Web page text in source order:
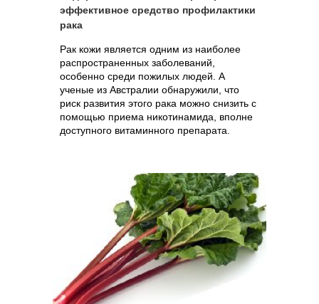
эффективное средство профилактики
рака
Рак кожи является одним из наиболее
распространенных заболеваний,
особенно среди пожилых людей. А
ученые из Австралии обнаружили, что
риск развития этого рака можно снизить с
помощью приема никотинамида, вполне
доступного витаминного препарата.